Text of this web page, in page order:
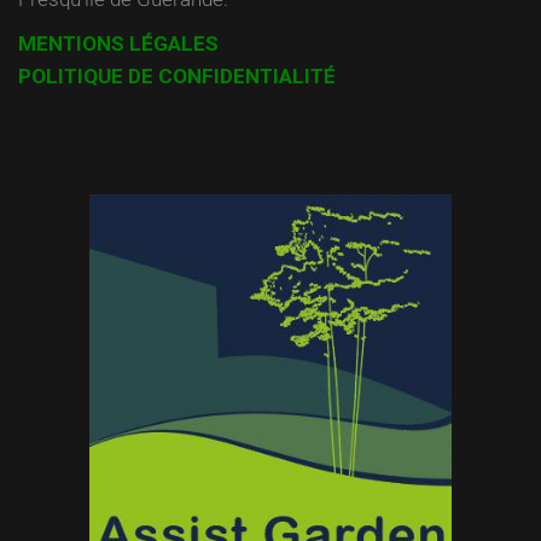
MENTIONS LÉGALES
POLITIQUE DE CONFIDENTIALITÉ